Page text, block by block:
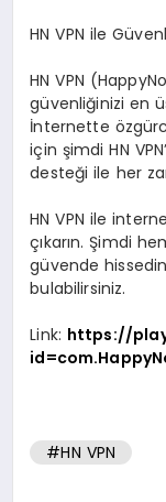
HN VPN ile
HN VPN
güvenliğinizi en
İnternette
için şimdi HN
desteği ile her
HN VPN ile
çıkarın. Şimdi
güvende
bulabilirsiniz.
Link: https://
#HN VPN